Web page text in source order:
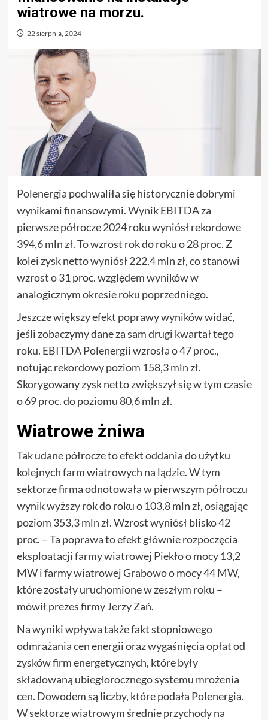
wiatrowe na morzu.
22 sierpnia, 2024
Polenergia pochwaliła się historycznie dobrymi
wynikami finansowymi. Wynik EBITDA za
pierwsze półrocze 2024 roku wyniósł rekordowe
394,6 mln zł. To wzrost rok do roku o 28 proc. Z
kolei zysk netto wyniósł 222,4 mln zł, co stanowi
wzrost o 31 proc. względem wyników w
analogicznym okresie roku poprzedniego.
Jeszcze większy efekt poprawy wyników widać,
jeśli zobaczymy dane za sam drugi kwartał tego
roku. EBITDA Polenergii wzrosła o 47 proc.,
notując rekordowy poziom 158,3 mln zł.
Skorygowany zysk netto zwiększył się w tym czasie
o 69 proc. do poziomu 80,6 mln zł.
Wiatrowe żniwa
Tak udane półrocze to efekt oddania do użytku
kolejnych farm wiatrowych na lądzie. W tym
sektorze firma odnotowała w pierwszym półroczu
wynik wyższy rok do roku o 103,8 mln zł, osiągając
poziom 353,3 mln zł. Wzrost wyniósł blisko 42
proc. – Ta poprawa to efekt głównie rozpoczęcia
eksploatacji farmy wiatrowej Piekło o mocy 13,2
MW i farmy wiatrowej Grabowo o mocy 44 MW,
które zostały uruchomione w zeszłym roku –
mówił prezes firmy Jerzy Zań.
Na wyniki wpływa także fakt stopniowego
odmrażania cen energii oraz wygaśnięcia opłat od
zysków firm energetycznych, które były
składowaną ubiegłorocznego systemu mrożenia
cen. Dowodem są liczby, które podała Polenergia.
W sektorze wiatrowym średnie przychody na